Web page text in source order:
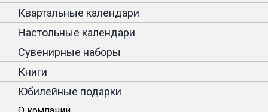
Квартальные календари
Настольные календари
Сувенирные наборы
Книги
Юбилейные подарки